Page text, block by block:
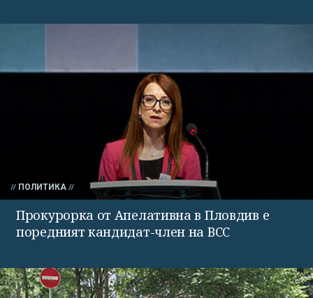
ПОЛИТИКА
Прокурорка от Апелативна в Пловдив е
поредният кандидат-член на ВСС